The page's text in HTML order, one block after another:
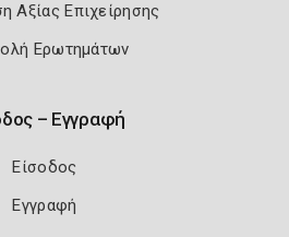
Αξίας Επιχείρησης
Ερωτημάτων
– Εγγραφή
Είσοδος
Εγγραφή